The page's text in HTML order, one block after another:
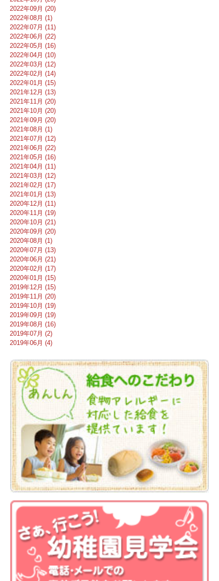
2022年09月 (20)
2022年08月 (1)
2022年07月 (11)
2022年06月 (22)
2022年05月 (16)
2022年04月 (10)
2022年03月 (12)
2022年02月 (14)
2022年01月 (15)
2021年12月 (13)
2021年11月 (20)
2021年10月 (20)
2021年09月 (20)
2021年08月 (1)
2021年07月 (12)
2021年06月 (22)
2021年05月 (16)
2021年04月 (11)
2021年03月 (12)
2021年02月 (17)
2021年01月 (13)
2020年12月 (11)
2020年11月 (19)
2020年10月 (21)
2020年09月 (20)
2020年08月 (1)
2020年07月 (13)
2020年06月 (21)
2020年02月 (17)
2020年01月 (15)
2019年12月 (15)
2019年11月 (20)
2019年10月 (19)
2019年09月 (19)
2019年08月 (16)
2019年07月 (2)
2019年06月 (4)